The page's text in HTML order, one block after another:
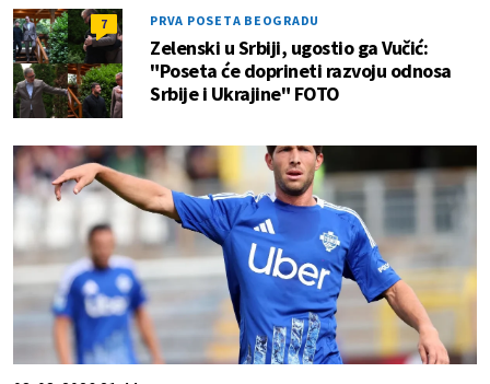
7 PRVA POSETA BEOGRADU
Zelenski u Srbiji, ugostio ga Vučić:
"Poseta će doprineti razvoju odnosa
Srbije i Ukrajine" FOTO